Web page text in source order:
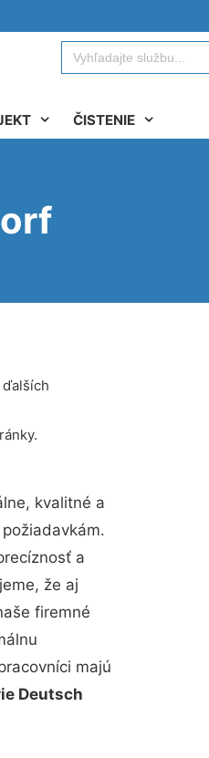
Search
for:
ČISTENIE
kvalitné a
a
že aj
firemné
majú
Deutsch